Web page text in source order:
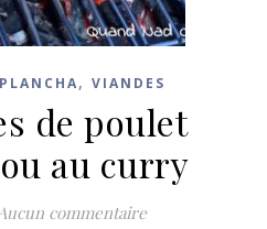
, VIANDES
de poulet
au curry
commentaire